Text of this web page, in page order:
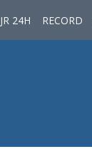
JR 24H RECORD